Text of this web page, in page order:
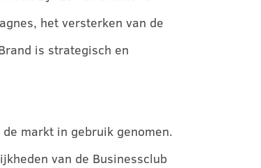
het versterken van de
is strategisch en
markt in gebruik genomen.
van de Businessclub